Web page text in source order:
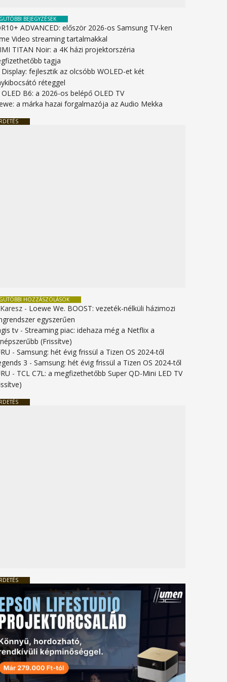
BEJEGYZÉSEK
ADVANCED: először 2026-os Samsung TV-ken
Video streaming tartalmakkal
TITAN Noir: a 4K házi projektorszéria
tagja
Display: fejlesztik az olcsóbb WOLED-et két
réteggel
OLED B6: a 2026-os belépő OLED TV
a márka hazai forgalmazója az Audio Mekka
HOZZÁSZÓLÁSOK
- Loewe We. BOOST: vezeték-nélküli házimozi
egyszerűen
tv -Streaming piac: idehaza még a Netflix a
(Frissítve)
-Samsung: hét évig frissül a Tizen OS 2024-től
3 -Samsung: hét évig frissül a Tizen OS 2024-től
- TCL C7L: a megfizethetőbb Super QD-Mini LED TV